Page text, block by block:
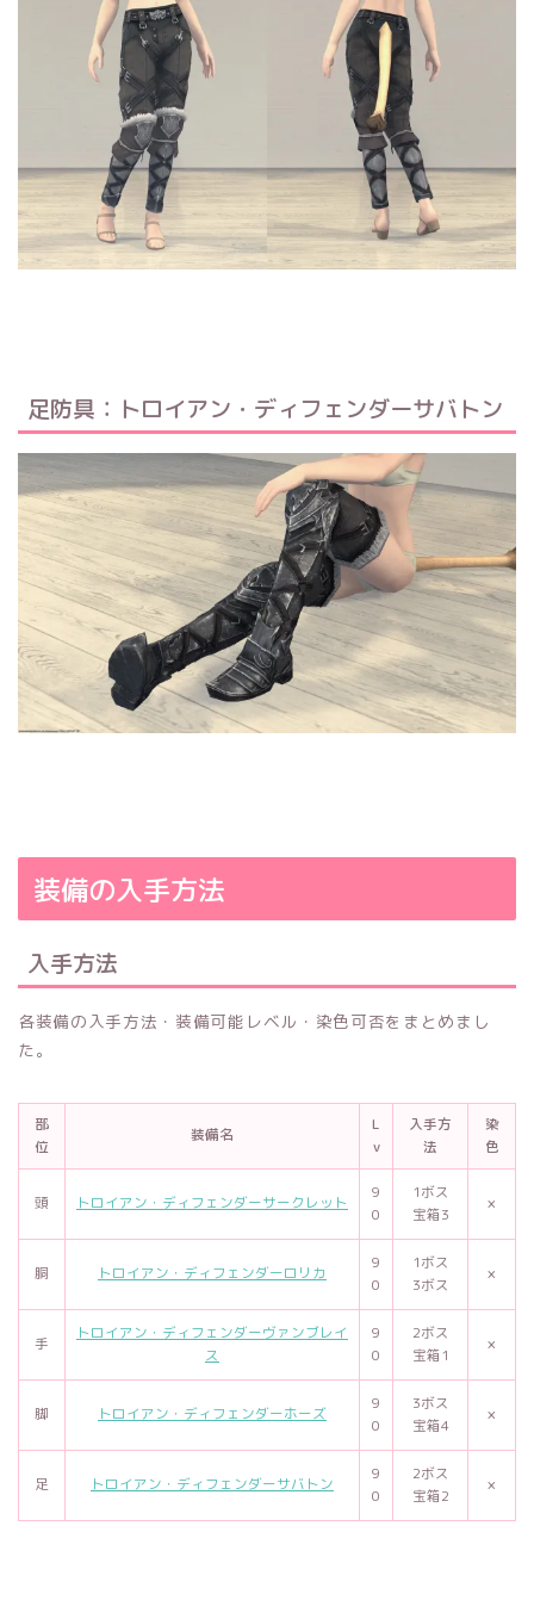
足防具：トロイアン・ディフェンダーサバトン
装備の入手方法
入手方法
各装備の入手方法・装備可能レベル・染色可否をまとめまし
た。
部
位
装備名
L
v
入手方
法
染
色
頭 トロイアン・ディフェンダーサークレット
9
0
1ボス
宝箱3
×
胴 トロイアン・ディフェンダーロリカ
9
0
1ボス
3ボス
×
手
トロイアン・ディフェンダーヴァンブレイ
ス
9
0
2ボス
宝箱1
×
脚 トロイアン・ディフェンダーホーズ
9
0
3ボス
宝箱4
×
足 トロイアン・ディフェンダーサバトン
9
0
2ボス
宝箱2
×